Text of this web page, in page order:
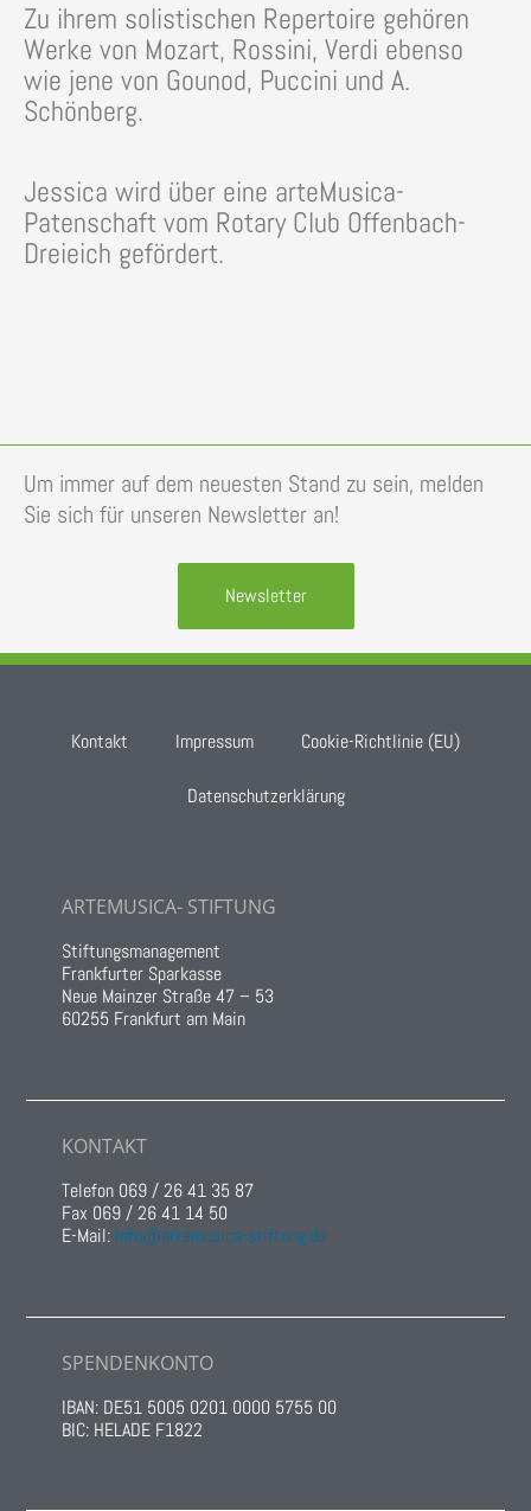
Zu ihrem solistischen Repertoire gehören
Werke von Mozart, Rossini, Verdi ebenso
wie jene von Gounod, Puccini und A.
Schönberg.
Jessica wird über eine arteMusica-
Patenschaft vom Rotary Club Offenbach-
Dreieich gefördert.
Um immer auf dem neuesten Stand zu sein, melden
Sie sich für unseren Newsletter an!
Newsletter
Kontakt Impressum Cookie-Richtlinie (EU)
Datenschutzerklärung
ARTEMUSICA- STIFTUNG
Stiftungsmanagement
Frankfurter Sparkasse
Neue Mainzer Straße 47 – 53
60255 Frankfurt am Main
KONTAKT
Telefon 069 / 26 41 35 87
Fax 069 / 26 41 14 50
E-Mail: info@artemusica-stiftung.de
SPENDENKONTO
IBAN: DE51 5005 0201 0000 5755 00
BIC: HELADE F1822